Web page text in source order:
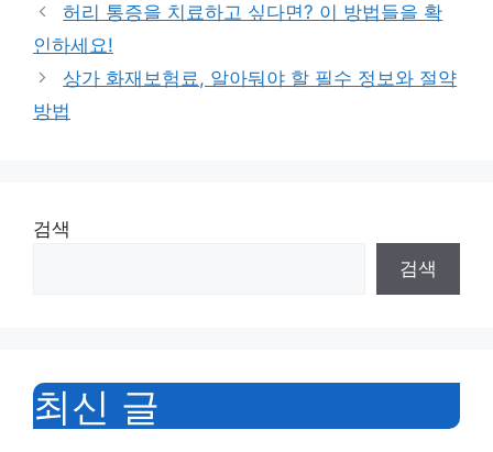
허리 통증을 치료하고 싶다면? 이 방법들을 확
인하세요!
상가 화재보험료, 알아둬야 할 필수 정보와 절약
방법
검색
검색
최신 글